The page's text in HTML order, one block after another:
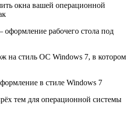
окна вашей операционной
рабочего стола под
на стиль ОС Windows 7, в котором
в стиле Windows 7
тем для операционной системы